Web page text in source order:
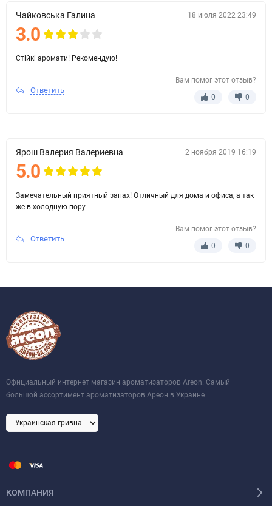
Чайковська Галина 18 июля 2022 23:49
3.0
Стійкі аромати! Рекомендую!
Ответить
Вам помог этот отзыв?
0
0
Ярош Валерия Валериевна 2 ноября 2019 16:19
5.0
Замечательный приятный запах! Отличный для дома и офиса, а так
же в холодную пору.
Ответить
Вам помог этот отзыв?
0
0
Официальный интернет магазин ароматизаторов Areon. Самый
большой ассортимент ароматизаторов Ареон в Украине
КОМПАНИЯ